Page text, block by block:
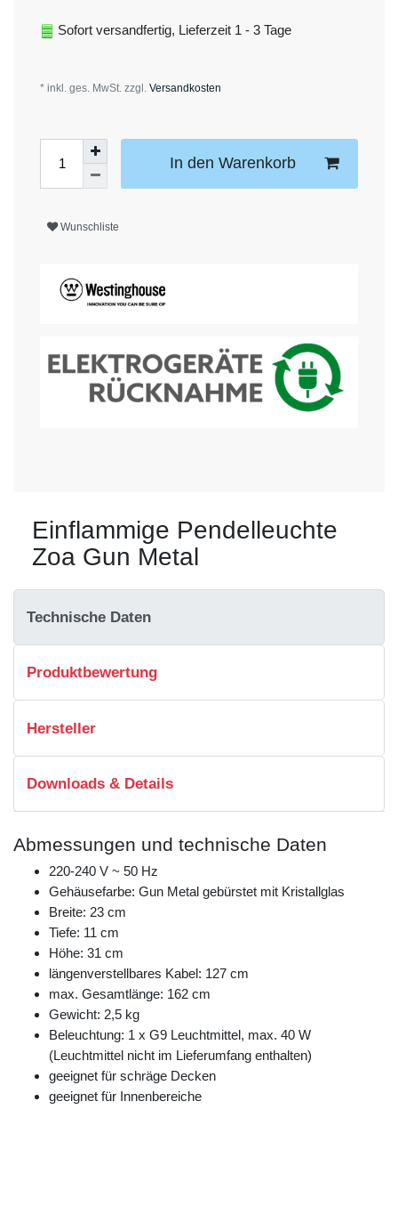
Sofort versandfertig, Lieferzeit 1 - 3 Tage
* inkl. ges. MwSt. zzgl. Versandkosten
In den Warenkorb
Wunschliste
Einflammige Pendelleuchte
Zoa Gun Metal
Technische Daten
Produktbewertung
Hersteller
Downloads & Details
Abmessungen und technische Daten
220-240 V ~ 50 Hz
Gehäusefarbe: Gun Metal gebürstet mit Kristallglas
Breite: 23 cm
Tiefe: 11 cm
Höhe: 31 cm
längenverstellbares Kabel: 127 cm
max. Gesamtlänge: 162 cm
Gewicht: 2,5 kg
Beleuchtung: 1 x G9 Leuchtmittel, max. 40 W
(Leuchtmittel nicht im Lieferumfang enthalten)
geeignet für schräge Decken
geeignet für Innenbereiche